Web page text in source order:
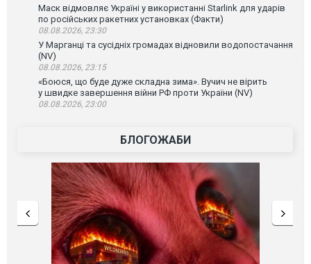
Маск відмовляє Україні у використанні Starlink для ударів
по російських ракетних установках (Факти)
08.08.2026, 23:30
У Марганці та сусідніх громадах відновили водопостачання
(NV)
08.08.2026, 23:15
«Боюся, що буде дуже складна зима». Вучич не вірить
у швидке завершення війни РФ проти України (NV)
08.08.2026, 23:00
БЛОГОЖАБИ